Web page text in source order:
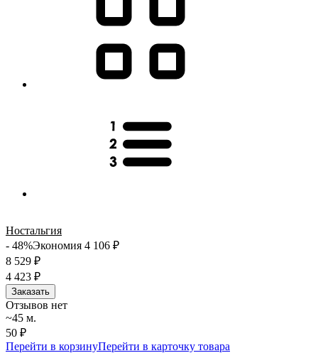
Ностальгия
- 48%Экономия 4 106 ₽
8 529 ₽
4 423 ₽
Заказать
Отзывов нет
~45 м.
50 ₽
Перейти в корзинуПерейти в карточку товара